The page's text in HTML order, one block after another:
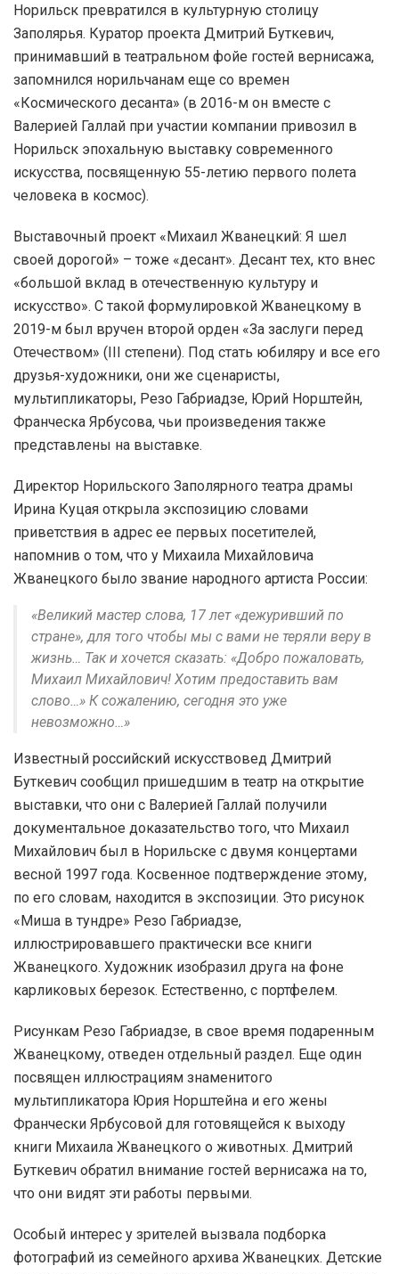
Норильск превратился в культурную столицу
Заполярья. Куратор проекта Дмитрий Буткевич,
принимавший в театральном фойе гостей вернисажа,
запомнился норильчанам еще со времен
«Космического десанта» (в 2016-м он вместе с
Валерией Галлай при участии компании привозил в
Норильск эпохальную выставку современного
искусства, посвященную 55-летию первого полета
человека в космос).
Выставочный проект «Михаил Жванецкий: Я шел
своей дорогой» – тоже «десант». Десант тех, кто внес
«большой вклад в отечественную культуру и
искусство». С такой формулировкой Жванецкому в
2019-м был вручен второй орден «За заслуги перед
Отечеством» (III степени). Под стать юбиляру и все его
друзья-художники, они же сценаристы,
мультипликаторы, Резо Габриадзе, Юрий Норштейн,
Франческа Ярбусова, чьи произведения также
представлены на выставке.
Директор Норильского Заполярного театра драмы
Ирина Куцая открыла экспозицию словами
приветствия в адрес ее первых посетителей,
напомнив о том, что у Михаила Михайловича
Жванецкого было звание народного артиста России:
«Великий мастер слова, 17 лет «дежуривший по
стране», для того чтобы мы с вами не теряли веру в
жизнь… Так и хочется сказать: «Добро пожаловать,
Михаил Михайлович! Хотим предоставить вам
слово…» К сожалению, сегодня это уже
невозможно…»
Известный российский искусствовед Дмитрий
Буткевич сообщил пришедшим в театр на открытие
выставки, что они с Валерией Галлай получили
документальное доказательство того, что Михаил
Михайлович был в Норильске с двумя концертами
весной 1997 года. Косвенное подтверждение этому,
по его словам, находится в экспозиции. Это рисунок
«Миша в тундре» Резо Габриадзе,
иллюстрировавшего практически все книги
Жванецкого. Художник изобразил друга на фоне
карликовых березок. Естественно, с портфелем.
Рисункам Резо Габриадзе, в свое время подаренным
Жванецкому, отведен отдельный раздел. Еще один
посвящен иллюстрациям знаменитого
мультипликатора Юрия Норштейна и его жены
Франчески Ярбусовой для готовящейся к выходу
книги Михаила Жванецкого о животных. Дмитрий
Буткевич обратил внимание гостей вернисажа на то,
что они видят эти работы первыми.
Особый интерес у зрителей вызвала подборка
фотографий из семейного архива Жванецких. Детские